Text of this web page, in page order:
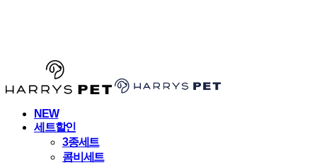
NEW
세트할인
3종세트
콤비세트